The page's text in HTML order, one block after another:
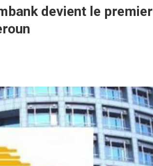
devient le premier